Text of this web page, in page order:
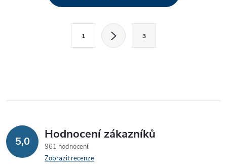
í
p
k
v
á
n
1 3
5,0 Hodnocení zákazníků
961 hodnocení
Zobrazit recenze